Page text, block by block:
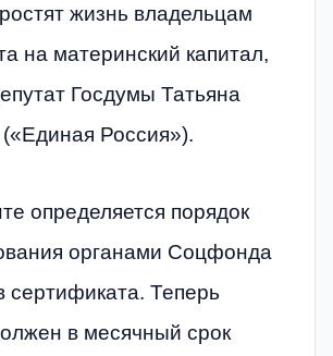
жизнь владельцам
на материнский капитал,
Госдумы Татьяна
Россия»).
определяется порядок
органами Соцфонда
сертификата. Теперь
в месячный срок